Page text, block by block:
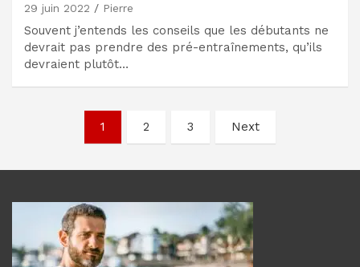
29 juin 2022 Pierre
Souvent j’entends les conseils que les débutants ne
devrait pas prendre des pré-entraînements, qu’ils
devraient plutôt…
Navigation
articles
1 2 3 Next